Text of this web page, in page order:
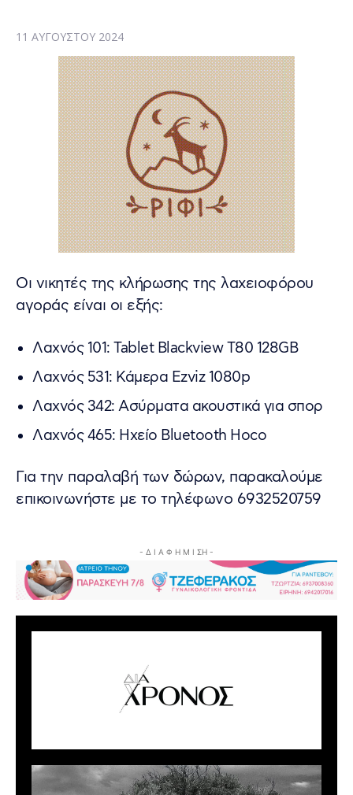
11 ΑΥΓΟΎΣΤΟΥ 2024
Οι νικητές της κλήρωσης της λαχειοφόρου
αγοράς είναι οι εξής:
Λαχνός 101: Tablet Blackview T80 128GB
Λαχνός 531: Κάμερα Ezviz 1080p
Λαχνός 342: Ασύρματα ακουστικά για σπορ
Λαχνός 465: Ηχείο Bluetooth Hoco
Για την παραλαβή των δώρων, παρακαλούμε
επικοινωνήστε με το τηλέφωνο 6932520759
- Δ Ι Α Φ Η Μ Ι ΣΗ -